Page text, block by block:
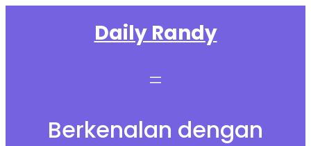
Daily Randy
Berkenalan dengan